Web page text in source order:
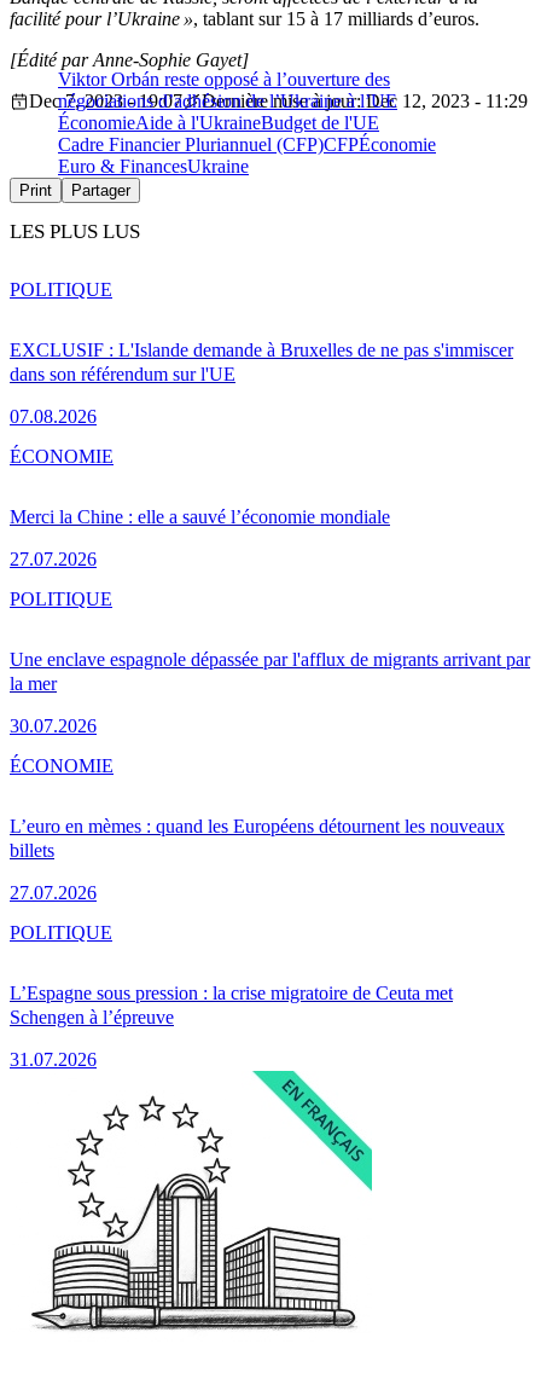
facilité pour l’Ukraine », tablant sur 15 à 17 milliards d’euros.
Viktor Orbán reste opposé à l’ouverture des
négociations d’adhésion de l’Ukraine à l’UE
[Édité par Anne-Sophie Gayet]
Dec 7, 2023 - 19:07
Dernière mise à jour: Dec 12, 2023 - 11:29
ÉconomieAide à l'UkraineBudget de l'UE
Cadre Financier Pluriannuel (CFP)CFPÉconomie
Euro & FinancesUkraine
Print Partager
LES PLUS LUS
EXCLUSIF : L'Islande demande à Bruxelles de ne pas s'immiscer
dans son référendum sur l'UE
07.08.2026
POLITIQUE
Merci la Chine : elle a sauvé l’économie mondiale
27.07.2026
ÉCONOMIE
Une enclave espagnole dépassée par l'afflux de migrants arrivant par
la mer
30.07.2026
POLITIQUE
L’euro en mèmes : quand les Européens détournent les nouveaux
billets
27.07.2026
ÉCONOMIE
L’Espagne sous pression : la crise migratoire de Ceuta met
Schengen à l’épreuve
31.07.2026
POLITIQUE